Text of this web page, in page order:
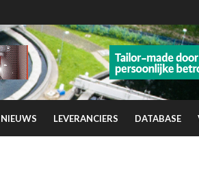
NIEUWS LEVERANCIERS DATABASE